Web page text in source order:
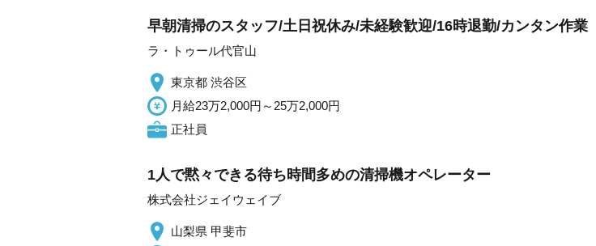
早朝清掃のスタッフ/土日祝休み/未経験歓迎/16時退勤/カンタン作業
ラ・トゥール代官山
東京都 渋谷区
月給23万2,000円～25万2,000円
正社員
1人で黙々できる待ち時間多めの清掃機オペレーター
株式会社ジェイウェイブ
山梨県 甲斐市